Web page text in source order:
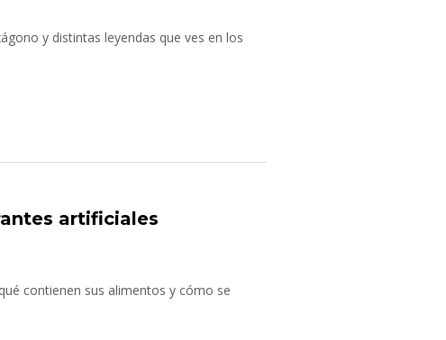
y distintas leyendas que ves en los
artificiales
contienen sus alimentos y cómo se